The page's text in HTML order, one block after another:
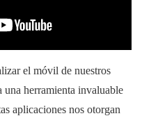
el móvil de nuestros
una herramienta invaluable
aplicaciones nos otorgan